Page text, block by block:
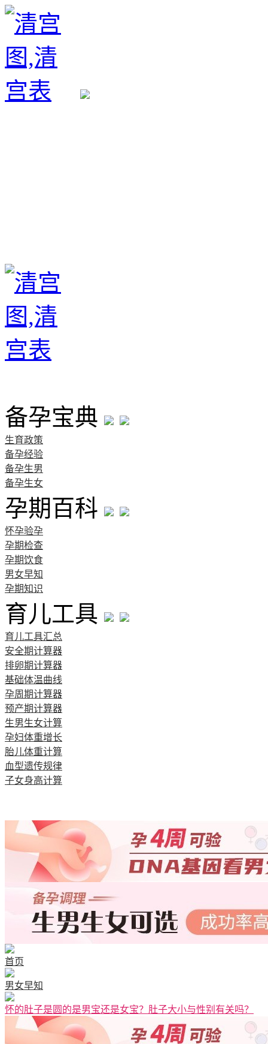
备孕宝典
生育政策
备孕经验
备孕生男
备孕生女
孕期百科
怀孕验孕
孕期检查
孕期饮食
男女早知
孕期知识
育儿工具
育儿工具汇总
安全期计算器
排卵期计算器
基础体温曲线
孕周期计算器
预产期计算器
生男生女计算
孕妇体重增长
胎儿体重计算
血型遗传规律
子女身高计算
首页
男女早知
怀的肚子是圆的是男宝还是女宝？肚子大小与性别有关吗？